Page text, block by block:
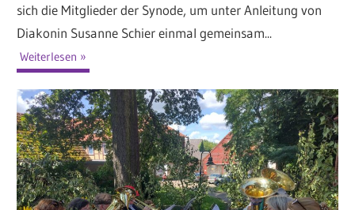
sich die Mitglieder der Synode, um unter Anleitung von
Diakonin Susanne Schier einmal gemeinsam...
Weiterlesen